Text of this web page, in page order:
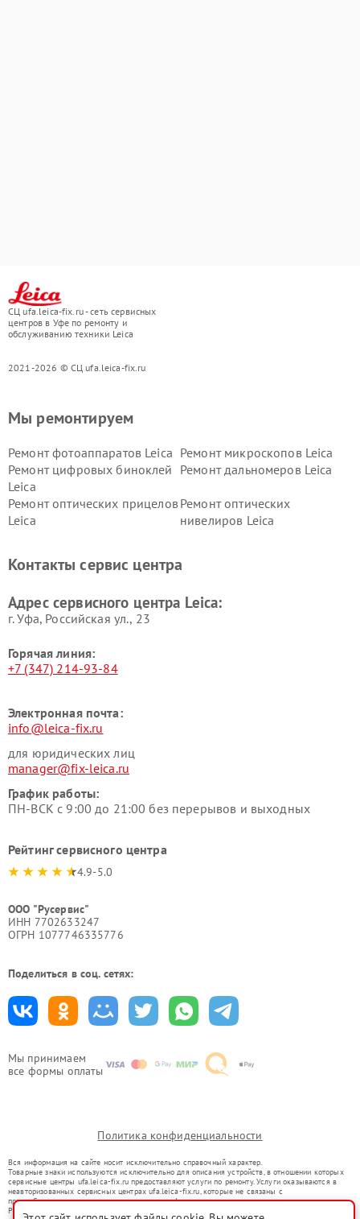
СЦ ufa.leica-fix.ru - сеть сервисных
центров в Уфе по ремонту и
обслуживанию техники Leica
2021-2026 © СЦ ufa.leica-fix.ru
Мы принимаем
все формы оплаты
Мы ремонтируем
Ремонт фотоаппаратов Leica Ремонт микроскопов Leica
Ремонт цифровых биноклей
Leica
Ремонт дальномеров Leica
Ремонт оптических прицелов
Leica
Ремонт оптических
нивелиров Leica
Контакты сервис центра
Адрес сервисного центра Leica:
г. Уфа, Российская ул., 23
Горячая линия:
+7 (347) 214-93-84
Электронная почта:
info@leica-fix.ru
для юридических лиц
manager@fix-leica.ru
График работы:
ПН-ВСК с 9:00 до 21:00 без перерывов и выходных
Рейтинг сервисного центра
4.9-5.0
ООО "Русервис"
ИНН 7702633247
ОГРН 1077746335776
Поделиться в соц. сетях:
Политика конфиденциальности
Вся информация на сайте носит исключительно справочный характер.
Товарные знаки используются исключительно для описания устройств, в отношении которых
сервисные центры ufa.leica-fix.ru предоставляют услуги по ремонту. Услуги оказываются в
неавторизованных сервисных центрах ufa.leica-fix.ru, которые не связаны с
правообладателями товарных знаков или их официальными представителями.
Ремонт осуществляется для устройств, уже введенных в гражданский оборот в соответствии